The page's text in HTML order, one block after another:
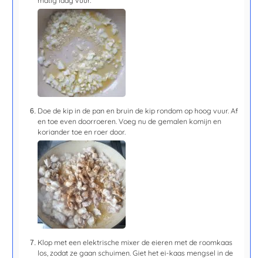
Doe de kip in de pan en bruin de kip rondom op hoog vuur. Af
en toe even doorroeren. Voeg nu de gemalen komijn en
koriander toe en roer door.
Klop met een elektrische mixer de eieren met de roomkaas
los, zodat ze gaan schuimen. Giet het ei-kaas mengsel in de